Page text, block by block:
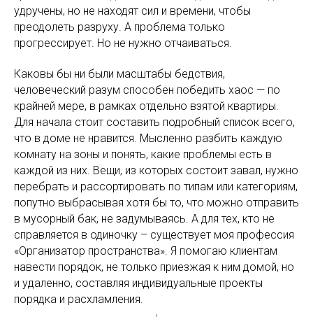
удручены, но не находят сил и времени, чтобы
преодолеть разруху. А проблема только
прогрессирует. Но не нужно отчаиваться.
Каковы бы ни были масштабы бедствия,
человеческий разум способен победить хаос — по
крайней мере, в рамках отдельно взятой квартиры.
Для начала стоит составить подробный список всего,
что в доме не нравится. Мысленно разбить каждую
комнату на зоны и понять, какие проблемы есть в
каждой из них. Вещи, из которых состоит завал, нужно
перебрать и рассортировать по типам или категориям,
попутно выбрасывая хотя бы то, что можно отправить
в мусорный бак, не задумываясь. А для тех, кто не
справляется в одиночку – существует моя профессия
«Организатор пространства». Я помогаю клиентам
навести порядок, не только приезжая к ним домой, но
и удаленно, составляя индивидуальные проекты
порядка и расхламления.